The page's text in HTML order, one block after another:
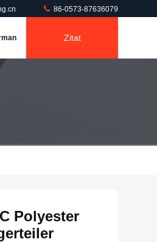
86-0573-87636079
Zitat
Polyester